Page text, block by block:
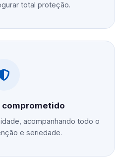
total proteção.
acompanhando todo o
e seriedade.